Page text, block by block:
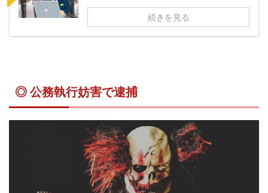
続きを見る
◎ 公務執行妨害で逮捕